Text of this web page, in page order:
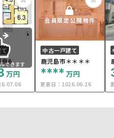
良6
万円
会員限定公開物件
中古一戸建て
鹿児島市＊＊＊＊
**** 万円
更新日： 2026.06.26
できます